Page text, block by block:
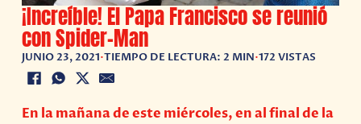
¡Increíble! El Papa Francisco se reunió
con Spider-Man
JUNIO 23, 2021•TIEMPO DE LECTURA: 2 MIN•172 VISTAS
En la mañana de este miércoles, en al final de la